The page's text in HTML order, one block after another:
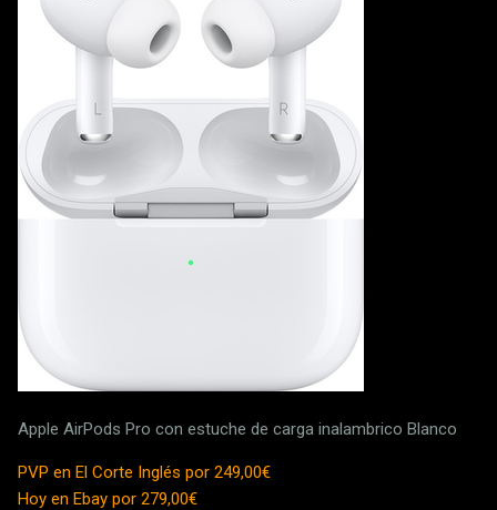
Apple AirPods Pro con estuche de carga inalambrico Blanco
PVP en El Corte Inglés por 249,00€
Hoy en Ebay por 279,00€